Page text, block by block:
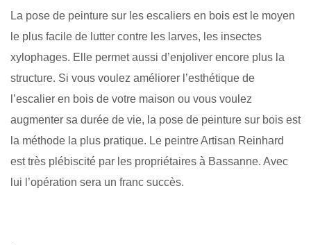
La pose de peinture sur les escaliers en bois est le moyen
le plus facile de lutter contre les larves, les insectes
xylophages. Elle permet aussi d’enjoliver encore plus la
structure. Si vous voulez améliorer l’esthétique de
l’escalier en bois de votre maison ou vous voulez
augmenter sa durée de vie, la pose de peinture sur bois est
la méthode la plus pratique. Le peintre Artisan Reinhard
est très plébiscité par les propriétaires à Bassanne. Avec
lui l’opération sera un franc succès.